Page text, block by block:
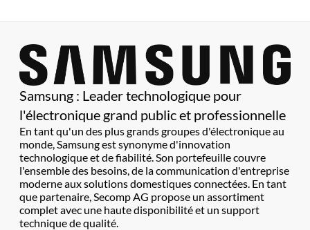
Samsung : Leader technologique pour
l'électronique grand public et professionnelle
En tant qu'un des plus grands groupes d'électronique au
monde, Samsung est synonyme d'innovation
technologique et de fiabilité. Son portefeuille couvre
l'ensemble des besoins, de la communication d'entreprise
moderne aux solutions domestiques connectées. En tant
que partenaire, Secomp AG propose un assortiment
complet avec une haute disponibilité et un support
technique de qualité.